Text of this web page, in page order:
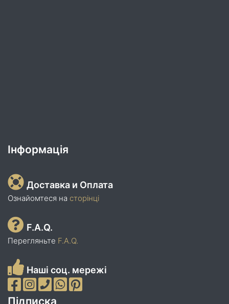
Інформація
Доставка и Оплата
Ознайомтеся на сторінці
F.A.Q.
Перегляньте F.A.Q.
Наші соц. мережі
Підписка